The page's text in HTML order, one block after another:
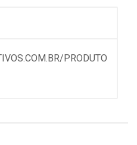
PRODUTO